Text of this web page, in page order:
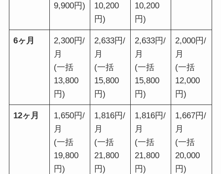
9,900円)
10,200
円)
10,200
円)
6ヶ月
2,300円/
月
(一括
13,800
円)
2,633円/
月
(一括
15,800
円)
2,633円/
月
(一括
15,800
円)
2,000円/
月
(一括
12,000
円)
12ヶ月
1,650円/
月
(一括
19,800
円)
1,816円/
月
(一括
21,800
円)
1,816円/
月
(一括
21,800
円)
1,667円/
月
(一括
20,000
円)